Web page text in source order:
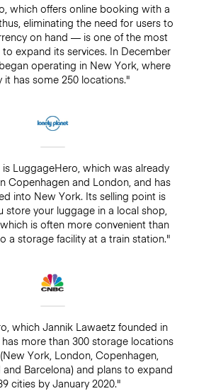
which offers online booking with a
eliminating the need for users to
on hand — is one of the most
expand its services. In December
operating in New York, where
it has some 250 locations."
LuggageHero, which was already
Copenhagen and London, and has
into New York. Its selling point is
store your luggage in a local shop,
is often more convenient than
a storage facility at a train station."
which Jannik Lawaetz founded in
more than 300 storage locations
York, London, Copenhagen,
and Barcelona) and plans to expand
cities by January 2020."